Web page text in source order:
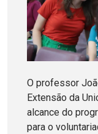
O professor
Extensão da
alcance do
para o